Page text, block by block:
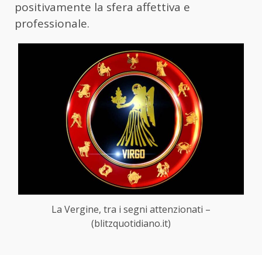
positivamente la sfera affettiva e
professionale.
La Vergine, tra i segni attenzionati –
(blitzquotidiano.it)